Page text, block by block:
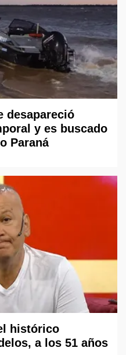
desapareció
y es buscado
Paraná
histórico
a los 51 años